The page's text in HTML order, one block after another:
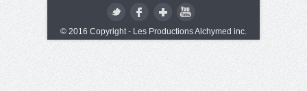
© 2016 Copyright - Les Productions Alchymed inc.